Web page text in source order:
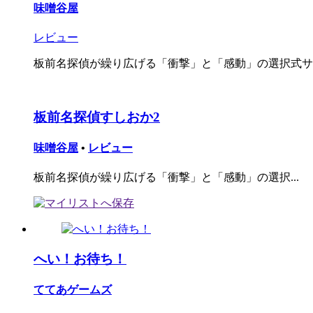
味噌谷屋
レビュー
板前名探偵が繰り広げる「衝撃」と「感動」の選択式
板前名探偵すしおか2
味噌谷屋 • レビュー
板前名探偵が繰り広げる「衝撃」と「感動」の選択...
へい！お待ち！
ててあゲームズ